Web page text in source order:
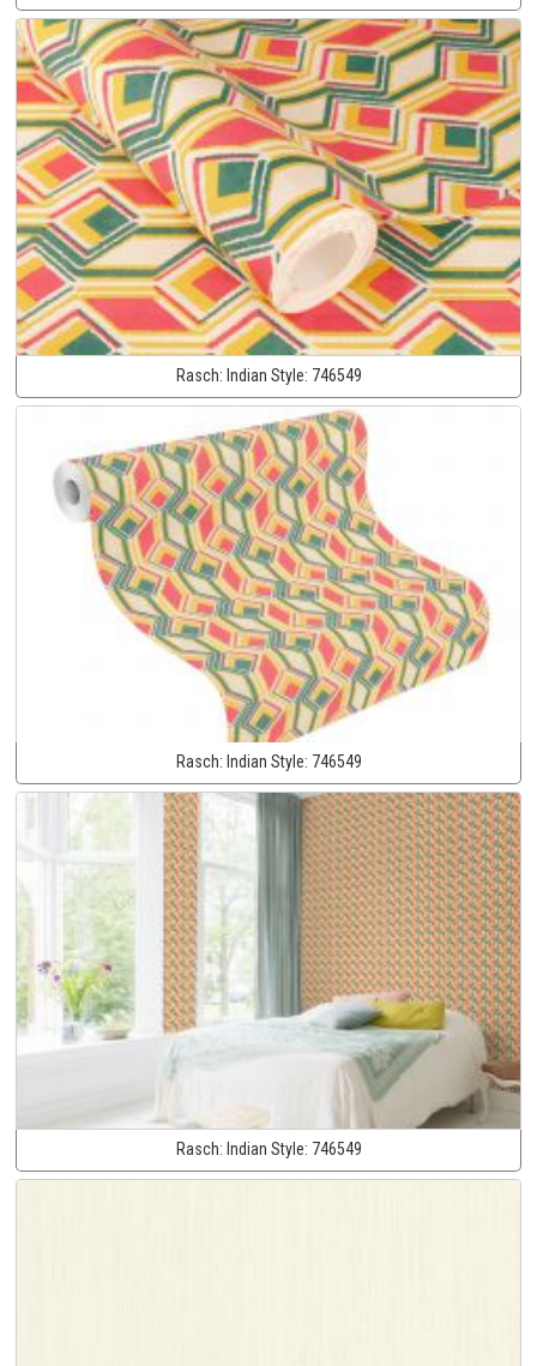
Rasch: Indian Style: 746549
Rasch: Indian Style: 746549
Rasch: Indian Style: 746549